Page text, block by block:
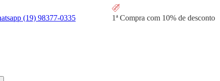
(19) 98377-0335 1ª Compra com 10% de desconto